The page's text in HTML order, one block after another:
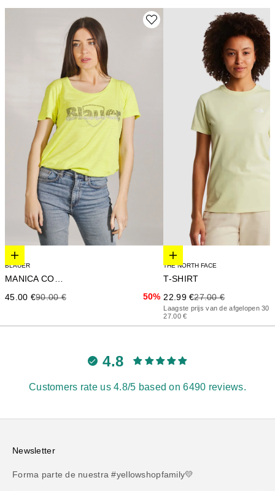
Elige opciones
BLAUER
MANICA CORTA
Precio de oferta
45.00 €Precio anterior
90.00 € 50%
Elige opciones
THE NORTH FACE
T-SHIRT
Precio de oferta
22.99 €Precio anterior
27.00 €
Laagste prijs van de afgelopen 30
27.00 €
4.8
Customers rate us 4.8/5 based on 6490 reviews.
Newsletter
Forma parte de nuestra #yellowshopfamily💛